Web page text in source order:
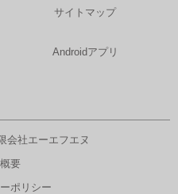
サイトマップ
Androidアプリ
会社エーエフエヌ
要
ポリシー